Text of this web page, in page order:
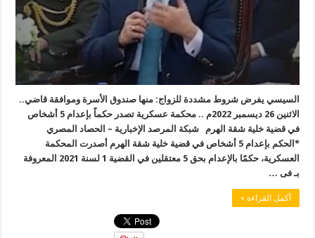
السيسي يفرض شروط مشددة للزواج: منها صندوق الأسرة وموافقة قاضي..
الاثنين 26 ديسمبر 2022م .. محكمة عسكرية تصدر حكماً بإعدام 5 أشخاص
في قضية خلية شقة الهرم شبكة المرصد الإخبارية – الحصاد المصري
*الحكم بإعدام 5 أشخاص في قضية خلية شقة الهرم أصدرت المحكمة
العسكرية، حكمًا بالإعدام بحق 5 معتقلين في القضية 1 لسنة 2021 المعروفة
بـ فى …
أكمل القراءة »